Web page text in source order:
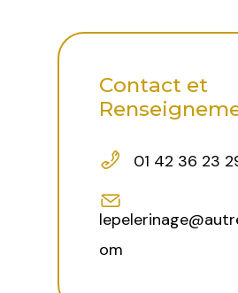
Contact et
01 42 36 23
om